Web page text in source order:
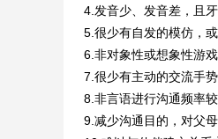
4.发音少、发音差，且
5.很少有自发的模仿，
6.非对象性或想象性游
7.很少有主动的交流手
8.非言语进行沟通频率
9.减少沟通目的，对父